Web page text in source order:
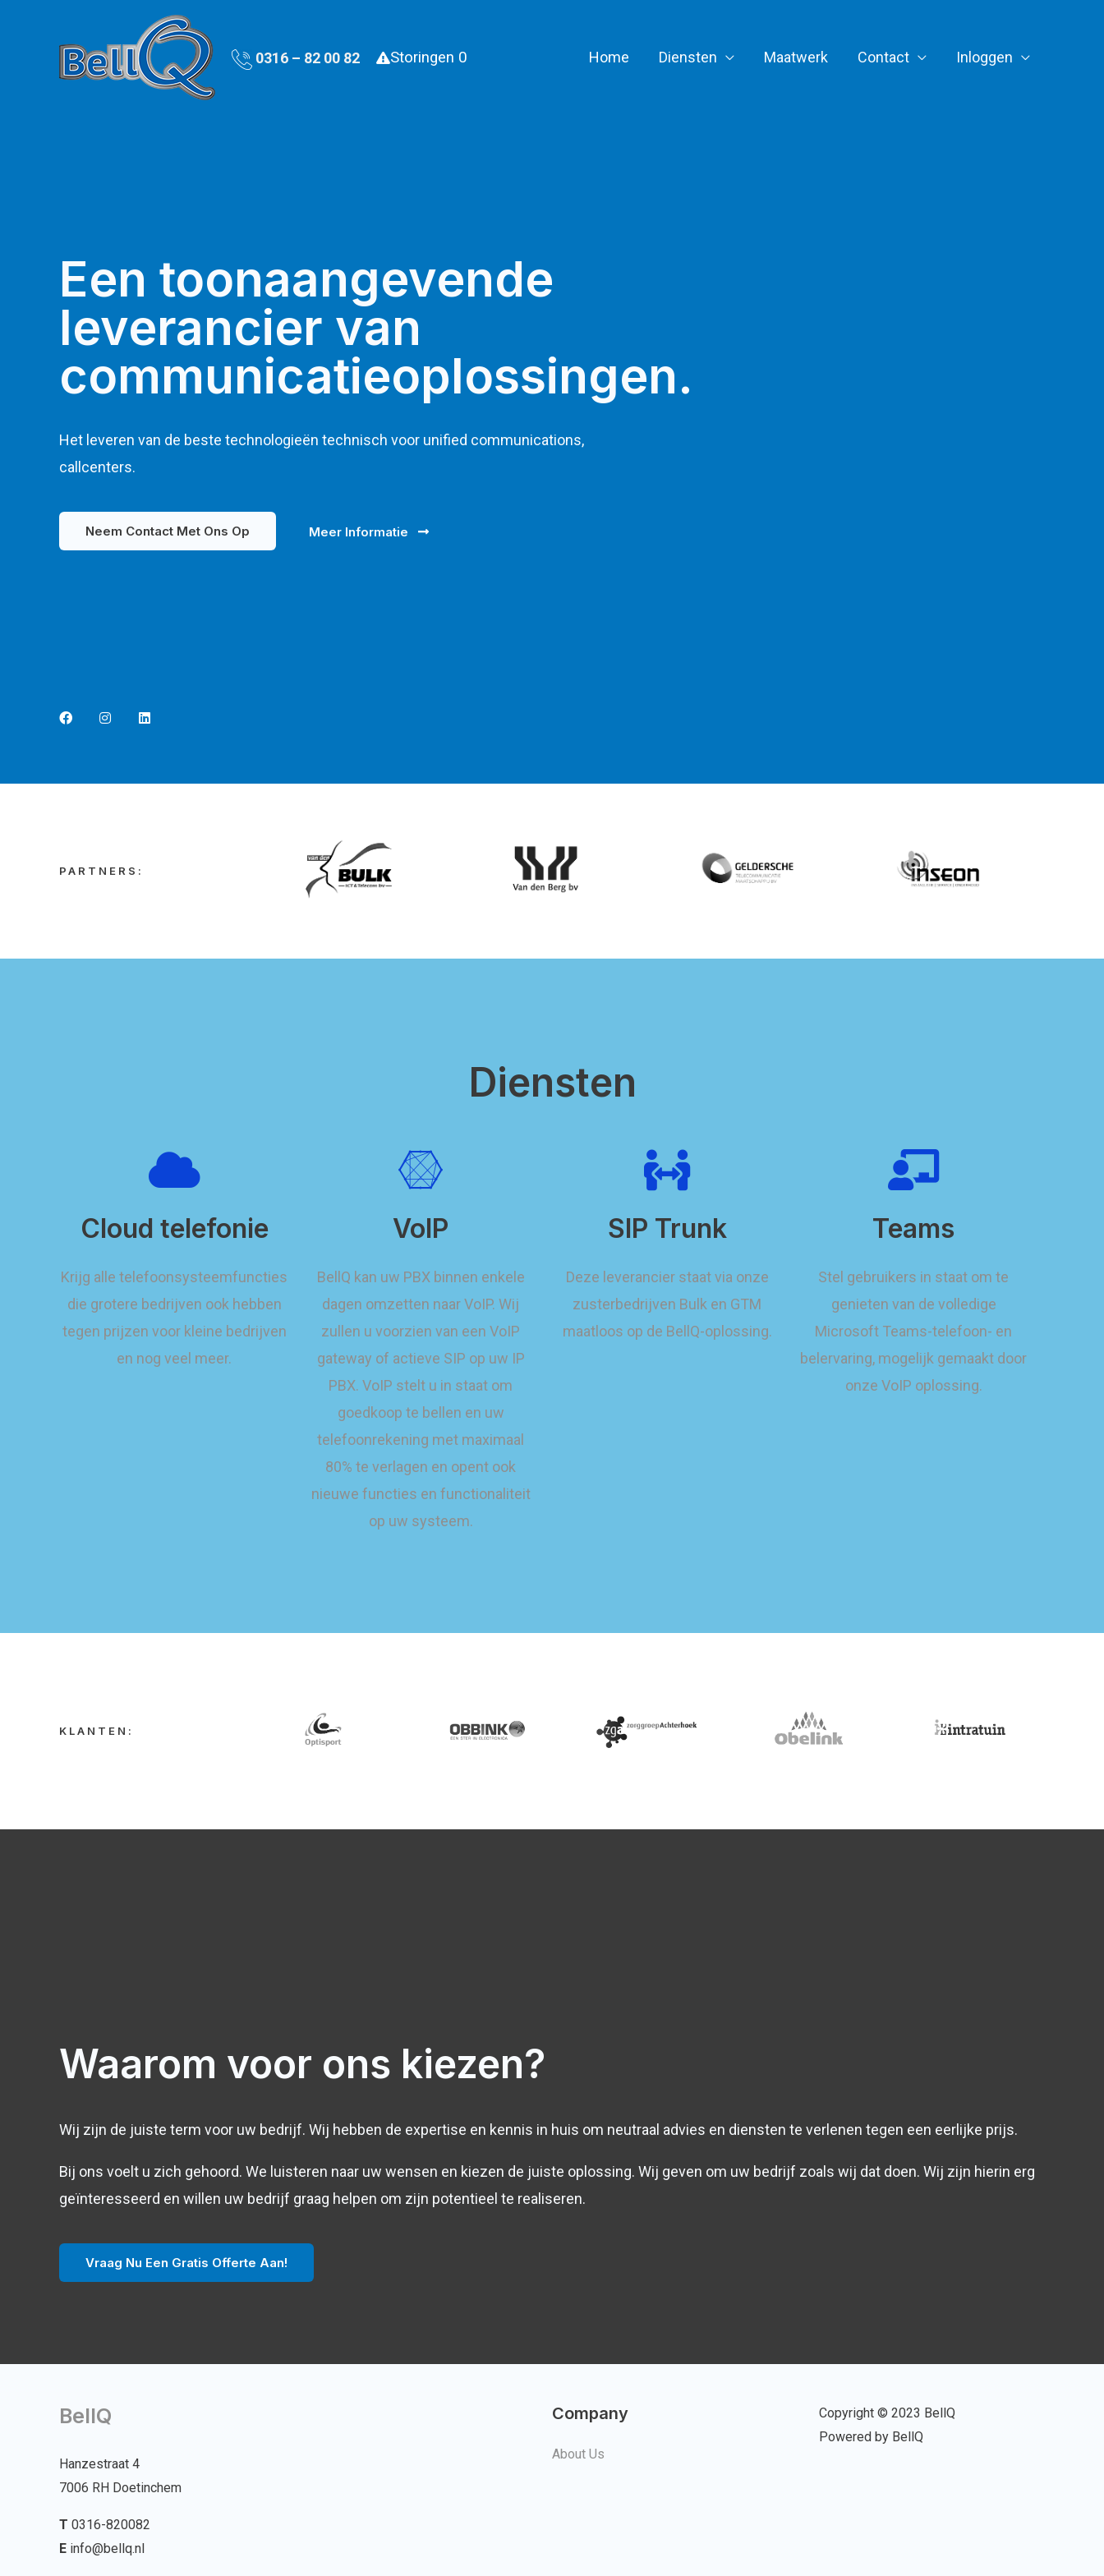
0316 – 82 00 82 Storingen 0 Home Diensten Maatwerk Contact Inloggen
Een toonaangevende
leverancier van
communicatieoplossingen.
Het leveren van de beste technologieën technisch voor unified communications,
callcenters.
Neem Contact Met Ons Op Meer Informatie
PARTNERS:
Diensten
Cloud telefonie
Krijg alle telefoonsysteemfuncties
die grotere bedrijven ook hebben
tegen prijzen voor kleine bedrijven
en nog veel meer.
VoIP
BellQ kan uw PBX binnen enkele
dagen omzetten naar VoIP. Wij
zullen u voorzien van een VoIP
gateway of actieve SIP op uw IP
PBX. VoIP stelt u in staat om
goedkoop te bellen en uw
telefoonrekening met maximaal
80% te verlagen en opent ook
nieuwe functies en functionaliteit
op uw systeem.
SIP Trunk
Deze leverancier staat via onze
zusterbedrijven Bulk en GTM
maatloos op de BellQ-oplossing.
Teams
Stel gebruikers in staat om te
genieten van de volledige
Microsoft Teams-telefoon- en
belervaring, mogelijk gemaakt door
onze VoIP oplossing.
KLANTEN:
Waarom voor ons kiezen?
Wij zijn de juiste term voor uw bedrijf. Wij hebben de expertise en kennis in huis om neutraal advies en diensten te verlenen tegen een eerlijke prijs.
Bij ons voelt u zich gehoord. We luisteren naar uw wensen en kiezen de juiste oplossing. Wij geven om uw bedrijf zoals wij dat doen. Wij zijn hierin erg
geïnteresseerd en willen uw bedrijf graag helpen om zijn potentieel te realiseren.
Vraag Nu Een Gratis Offerte Aan!
BellQ
Hanzestraat 4
7006 RH Doetinchem
T 0316-820082
E info@bellq.nl
Company
About Us
Copyright © 2023 BellQ
Powered by BellQ